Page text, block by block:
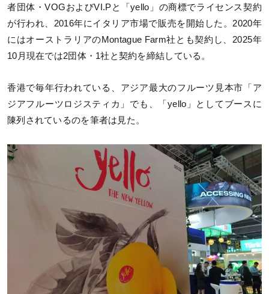
者団体・VOGおよびVI.Pと「yello」の商標でライセンス契約
が行われ、2016年にイタリア市場で販売を開始した。2020年
にはオーストラリアのMontague Farm社とも契約し、2025年
10月現在では2団体・1社と契約を締結している。
香港で毎年行われている、アジア最大のフルーツ見本市「ア
ジアフルーツロジスティカ」でも、「yello」としてブースに
陳列されているのを筆者は見た。